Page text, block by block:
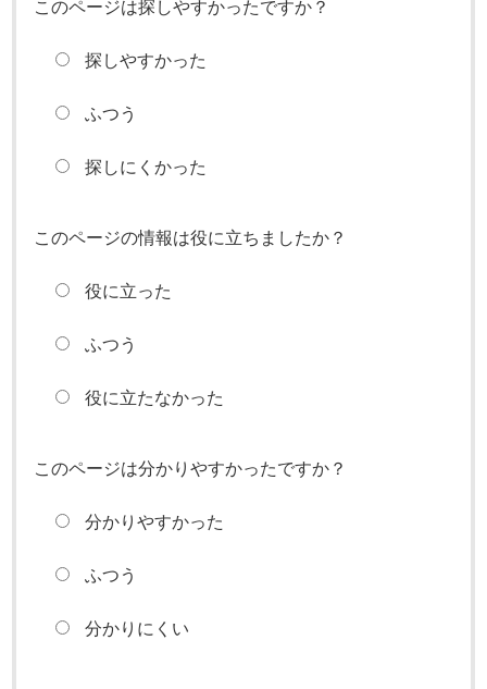
このページは探しやすかったですか？
探しやすかった
ふつう
探しにくかった
このページの情報は役に立ちましたか？
役に立った
ふつう
役に立たなかった
このページは分かりやすかったですか？
分かりやすかった
ふつう
分かりにくい